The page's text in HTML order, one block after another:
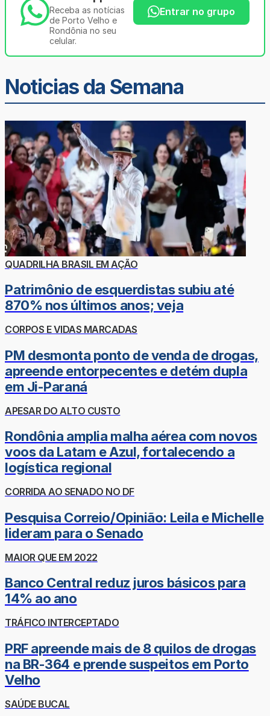
Receba as notícias
de Porto Velho e
Rondônia no seu
celular.
Entrar no grupo
Noticias da Semana
QUADRILHA BRASIL EM AÇÃO
Patrimônio de esquerdistas subiu até
870% nos últimos anos; veja
CORPOS E VIDAS MARCADAS
PM desmonta ponto de venda de drogas,
apreende entorpecentes e detém dupla
em Ji-Paraná
APESAR DO ALTO CUSTO
Rondônia amplia malha aérea com novos
voos da Latam e Azul, fortalecendo a
logística regional
CORRIDA AO SENADO NO DF
Pesquisa Correio/Opinião: Leila e Michelle
lideram para o Senado
MAIOR QUE EM 2022
Banco Central reduz juros básicos para
14% ao ano
TRÁFICO INTERCEPTADO
PRF apreende mais de 8 quilos de drogas
na BR-364 e prende suspeitos em Porto
Velho
SAÚDE BUCAL